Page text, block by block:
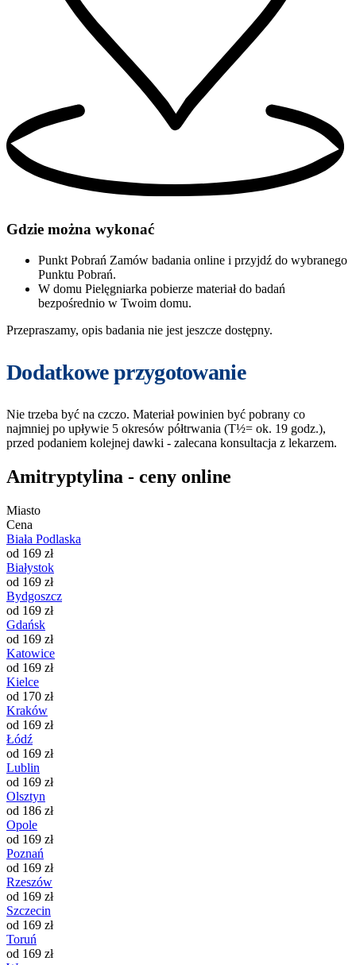
Gdzie można wykonać
Punkt Pobrań Zamów badania online i przyjdź do wybranego
Punktu Pobrań.
W domu Pielęgniarka pobierze materiał do badań
bezpośrednio w Twoim domu.
Przepraszamy, opis badania nie jest jeszcze dostępny.
Dodatkowe przygotowanie
Nie trzeba być na czczo. Materiał powinien być pobrany co
najmniej po upływie 5 okresów półtrwania (T½= ok. 19 godz.),
przed podaniem kolejnej dawki - zalecana konsultacja z lekarzem.
Amitryptylina - ceny online
Miasto
Cena
Biała Podlaska
od 169 zł
Białystok
od 169 zł
Bydgoszcz
od 169 zł
Gdańsk
od 169 zł
Katowice
od 169 zł
Kielce
od 170 zł
Kraków
od 169 zł
Łódź
od 169 zł
Lublin
od 169 zł
Olsztyn
od 186 zł
Opole
od 169 zł
Poznań
od 169 zł
Rzeszów
od 169 zł
Szczecin
od 169 zł
Toruń
od 169 zł